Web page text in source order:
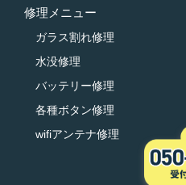
修理メニュー
ガラス割れ修理
水没修理
バッテリー修理
各種ボタン修理
wifiアンテナ修理